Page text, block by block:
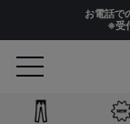
お電話で
※受